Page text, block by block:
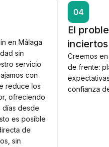
en Málaga
sin
servicio
con
reduce los
ofreciendo
días desde
es posible
de
sin
04
El
inciertos
Creemos
de frente:
confianza